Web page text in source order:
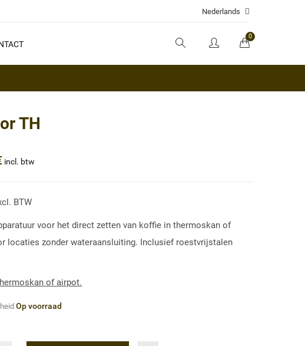
Nederlands
0
TH
incl. btw
BTW
voor het direct zetten van koffie in thermoskan of
locaties zonder wateraansluiting. Inclusief roestvrijstalen
of airpot.
Op voorraad